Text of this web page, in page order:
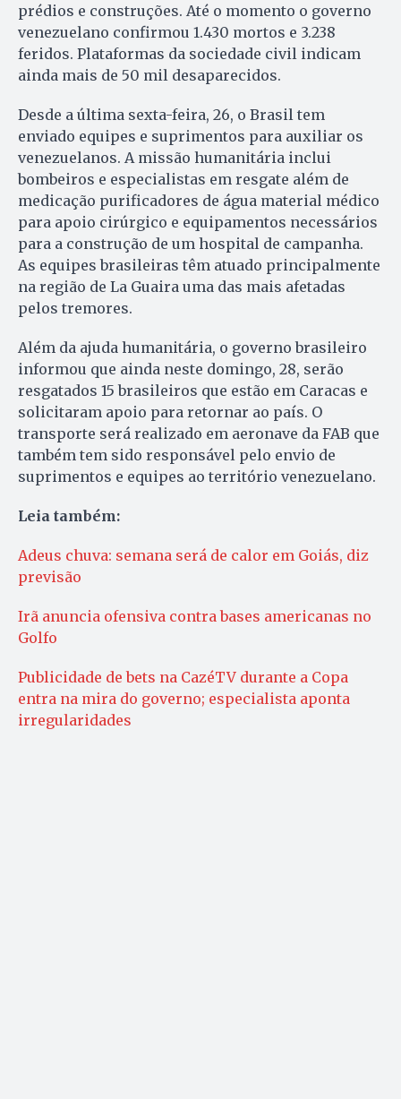
prédios e construções. Até o momento o governo
venezuelano confirmou 1.430 mortos e 3.238
feridos. Plataformas da sociedade civil indicam
ainda mais de 50 mil desaparecidos.
Desde a última sexta-feira, 26, o Brasil tem
enviado equipes e suprimentos para auxiliar os
venezuelanos. A missão humanitária inclui
bombeiros e especialistas em resgate além de
medicação purificadores de água material médico
para apoio cirúrgico e equipamentos necessários
para a construção de um hospital de campanha.
As equipes brasileiras têm atuado principalmente
na região de La Guaira uma das mais afetadas
pelos tremores.
Além da ajuda humanitária, o governo brasileiro
informou que ainda neste domingo, 28, serão
resgatados 15 brasileiros que estão em Caracas e
solicitaram apoio para retornar ao país. O
transporte será realizado em aeronave da FAB que
também tem sido responsável pelo envio de
suprimentos e equipes ao território venezuelano.
Leia também:
Adeus chuva: semana será de calor em Goiás, diz
previsão
Irã anuncia ofensiva contra bases americanas no
Golfo
Publicidade de bets na CazéTV durante a Copa
entra na mira do governo; especialista aponta
irregularidades